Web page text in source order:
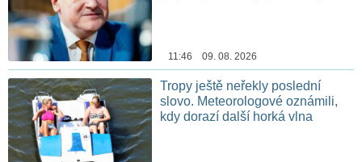
11:46 09. 08. 2026
Tropy ještě neřekly poslední
slovo. Meteorologové oznámili,
kdy dorazí další horká vlna